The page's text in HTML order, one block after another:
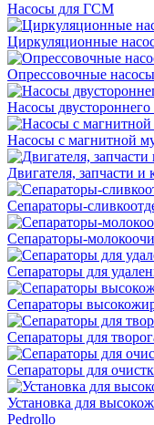
Насосы для ГСМ
Циркуляционные
Опрессовочные насосы
Насосы двустороннего
Насосы с магнитной
Двигателя, запчасти
Сепараторы-
Сепараторы-
Сепараторы для
Сепараторы
Сепараторы для
Сепараторы для
Установка для
Pedrollo